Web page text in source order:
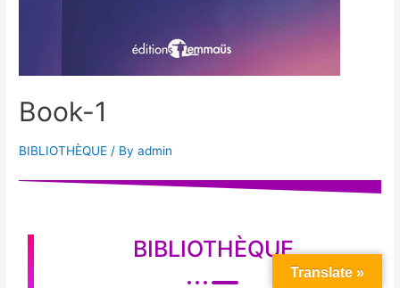
Book-1
BIBLIOTHÈQUE / Byadmin
BIBLIOTHÈQUE
Translate »